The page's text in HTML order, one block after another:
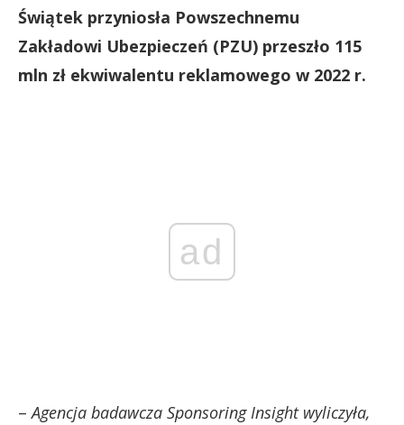
Świątek przyniosła Powszechnemu
Zakładowi Ubezpieczeń (PZU) przeszło 115
mln zł ekwiwalentu reklamowego w 2022 r.
ad
–Agencja badawcza Sponsoring Insight wyliczyła,